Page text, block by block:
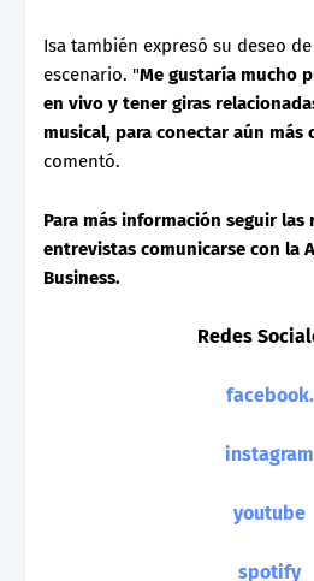
Isa también expresó su deseo
escenario. "Me gustaría mucho
en vivo y tener giras
musical, para conectar aún más
comentó.
Para más información seguir las
entrevistas comunicarse con la
Business.
Redes
facebook.
instagram
youtube
spotify